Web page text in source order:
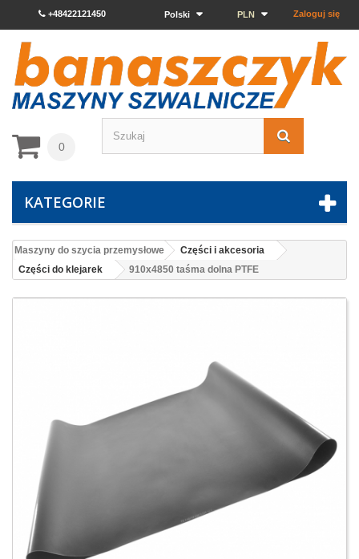
Zaloguj się
PLN
Polski
+48422121450
0
KATEGORIE
Maszyny do szycia przemysłowe
Części i akcesoria
Części do klejarek
910x4850 taśma dolna PTFE